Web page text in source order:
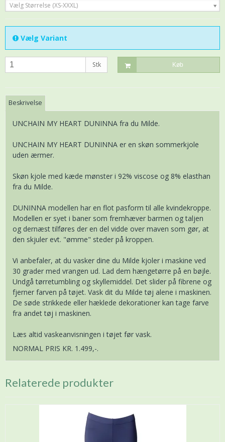
Vælg Størrelse (XS-XXXL)
Vælg Variant
Stk Køb
Beskrivelse
UNCHAIN MY HEART DUNINNA fra du Milde.
UNCHAIN MY HEART DUNINNA er en skøn sommerkjole
uden ærmer.
Skøn kjole med kæde mønster i 92% viscose og 8% elasthan
fra du Milde.
DUNINNA modellen har en flot pasform til alle kvindekroppe.
Modellen er syet i baner som fremhæver barmen og taljen
og dernæst tilføres der en del vidde over maven som gør, at
den skjuler evt. "ømme" steder på kroppen.
Vi anbefaler, at du vasker dine du Milde kjoler i maskine ved
30 grader med vrangen ud. Lad dem hængetørre på en bøjle.
Undgå tørretumbling og skyllemiddel. Det slider på fibrene og
fjerner farven på tøjet. Vask dit du Milde tøj alene i maskinen.
De søde strikkede eller hæklede dekorationer kan tage farve
fra andet tøj i maskinen.
Læs altid vaskeanvisningen i tøjet før vask.
NORMAL PRIS KR. 1.499,-.
Relaterede produkter